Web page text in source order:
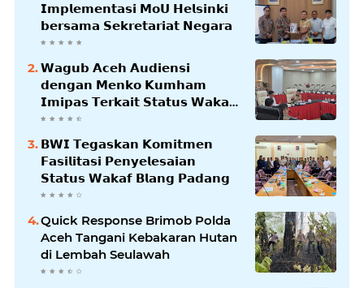
𝗜𝗺𝗽𝗹𝗲𝗺𝗲𝗻𝘁𝗮𝘀𝗶 𝗠𝗼𝗨 𝗛𝗲𝗹𝘀𝗶𝗻𝗸𝗶
𝗯𝗲𝗿𝘀𝗮𝗺𝗮 𝗦𝗲𝗸𝗿𝗲𝘁𝗮𝗿𝗶𝗮𝘁 𝗡𝗲𝗴𝗮𝗿𝗮
𝗪𝗮𝗴𝘂𝗯 𝗔𝗰𝗲𝗵 𝗔𝘂𝗱𝗶𝗲𝗻𝘀𝗶
𝗱𝗲𝗻𝗴𝗮𝗻 𝗠𝗲𝗻𝗸𝗼 𝗞𝘂𝗺𝗵𝗮𝗺
𝗜𝗺𝗶𝗽𝗮𝘀 𝗧𝗲𝗿𝗸𝗮𝗶𝘁 𝗦𝘁𝗮𝘁𝘂𝘀 𝗪𝗮𝗸𝗮𝗳
𝗕𝗹𝗮𝗻𝗴𝗽𝗮𝗱𝗮𝗻𝗴
𝗕𝗪𝗜 𝗧𝗲𝗴𝗮𝘀𝗸𝗮𝗻 𝗞𝗼𝗺𝗶𝘁𝗺𝗲𝗻
𝗙𝗮𝘀𝗶𝗹𝗶𝘁𝗮𝘀𝗶 𝗣𝗲𝗻𝘆𝗲𝗹𝗲𝘀𝗮𝗶𝗮𝗻
𝗦𝘁𝗮𝘁𝘂𝘀 𝗪𝗮𝗸𝗮𝗳 𝗕𝗹𝗮𝗻𝗴 𝗣𝗮𝗱𝗮𝗻𝗴
Quick Response Brimob Polda
Aceh Tangani Kebakaran Hutan
di Lembah Seulawah